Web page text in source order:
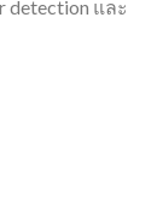
detection และ